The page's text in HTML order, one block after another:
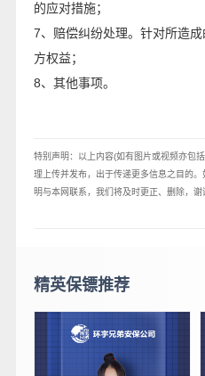
的应对措施；
7、赔偿纠纷处理。针对所造
方权益；
8、其他事项。
特别声明：以上内容(如有图片或视频亦包
理上传并发布，出于传递更多信息之目的
明与本网联系，我们将及时更正、删除，谢
精英保镖推荐